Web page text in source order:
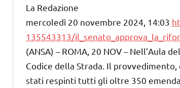
La Redazione
mercoledì 20 novembre 2024, 14:03
135543313/
(ANSA) – ROMA, 20 NOV – Nell’Aula
Codice della Strada. Il
stati respinti tutti gli oltre 350